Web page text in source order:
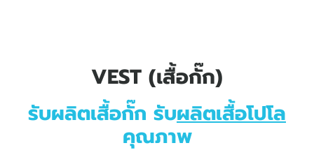
VEST (เสื้อกั๊ก)
รับผลิตเสื้อกั๊ก รับผลิตเสื้อโปโล
คุณภาพ